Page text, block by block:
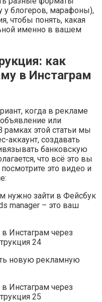
у блогеров, марафоны),
чтобы понять, какая
именно в вашем
как
в Инстаграм
когда в рекламе
или
рамках этой статьи мы
аккаунт, создавать
банковскую
что всё это вы
это видео и
нужно зайти в Фейсбук
manager – это ваш
новую рекламную